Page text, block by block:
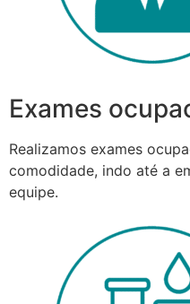
Exames
Realizamos exames
comodidade, indo até a
equipe.